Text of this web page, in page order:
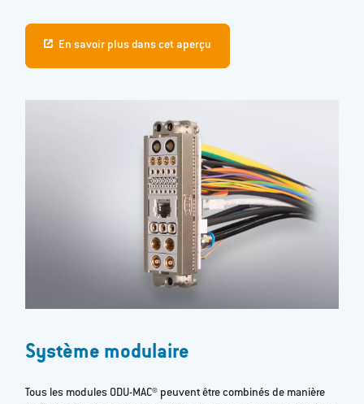
En savoir plus dans cet aperçu
Système modulaire
Tous les modules ODU-MAC® peuvent être combinés de manière